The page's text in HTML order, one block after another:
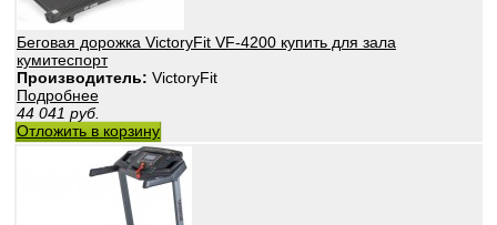
Беговая дорожка VictoryFit VF-4200 купить для зала
кумитеспорт
Производитель: VictoryFit
Подробнее
44 041 руб.
Отложить в корзину